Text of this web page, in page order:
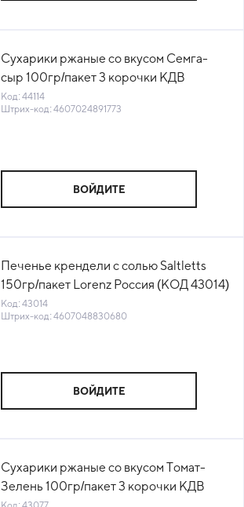
Сухарики ржаные со вкусом Семга-
сыр 100гр/пакет 3 корочки КДВ
Воронеж Россия (КОД 44114) (+18°С)
Код: 44114
Штрих-код: 4607024891773
ВОЙДИТЕ
Печенье крендели с солью Saltletts
150гр/пакет Lorenz Россия (КОД 43014)
(+18°С)
Код: 43014
Штрих-код: 4607048830680
ВОЙДИТЕ
Сухарики ржаные со вкусом Томат-
Зелень 100гр/пакет 3 корочки КДВ